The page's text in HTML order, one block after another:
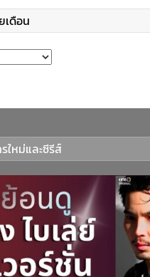
เดือน
ใหม่และซีรีส์